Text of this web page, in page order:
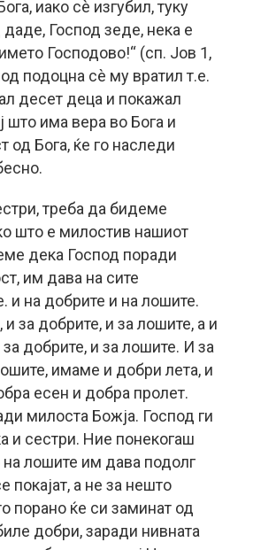
иако сè изгубил, туку
даде, Господ зеде, нека е
Господово!“ (сп. Јов 1,
подоцна сè му вратил т.е.
десет деца и покажал
што има вера во Бога и
од Бога, ќе го наследи
треба да бидеме
што е милостив нашиот
дека Господ поради
им дава на сите
и на добрите и на лошите.
за добрите, и за лошите, а и
добрите, и за лошите. И за
имаме и добри лета, и
есен и добра пролет.
милоста Божја. Господ ги
и сестри. Ние понекогаш
лошите им дава подолг
покајат, а не за нешто
порано ќе си заминат од
добри, заради нивната